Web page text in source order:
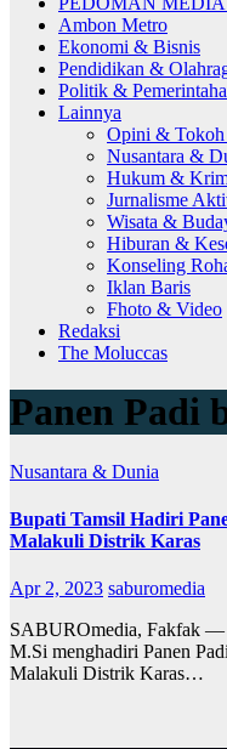
Ambon Metro
Ekonomi & Bisnis
Pendidikan &
Politik &
Lainnya
Opini &
Nusantara &
Hukum &
Jurnalisme
Wisata &
Hiburan &
Konseling
Iklan Baris
Fhoto & Video
Redaksi
The Moluccas
Panen Padi
Nusantara & Dunia
Bupati Tamsil Hadiri
Malakuli Distrik Karas
Apr 2, 2023 saburomedia
SABUROmedia, Fakfak —
M.Si menghadiri Panen
Malakuli Distrik Karas…